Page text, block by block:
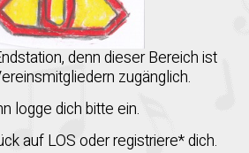
denn dieser Bereich ist
zugänglich.
logge dich bitte ein.
auf LOS oder registriere* dich.